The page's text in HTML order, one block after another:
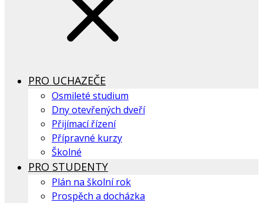
PRO UCHAZEČE
Osmileté studium
Dny otevřených dveří
Přijímací řízení
Přípravné kurzy
Školné
PRO STUDENTY
Plán na školní rok
Prospěch a docházka